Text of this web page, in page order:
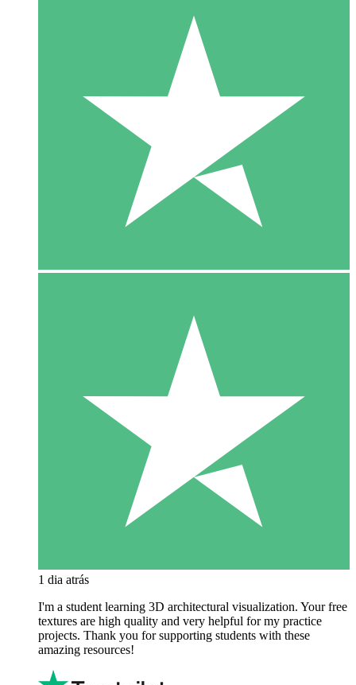
1 dia atrás
I'm a student learning 3D architectural visualization. Your free
textures are high quality and very helpful for my practice
projects. Thank you for supporting students with these
amazing resources!